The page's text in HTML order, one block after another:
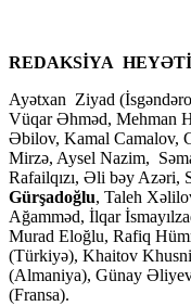
REDAKSİYA HEYƏTİ
Ayətxan Ziyad
Vüqar Əhməd, Mehman
Əbilov, Kamal Camalov,
Mirzə, Aysel Nazim,
Rafailqızı, Əli bəy Azəri,
Gürşadoğlu, Taleh
Ağamməd, İlqar
Murad Eloğlu, Rafiq
(Türkiyə), Khaitov
(Almaniya), Günay
(Fransa).